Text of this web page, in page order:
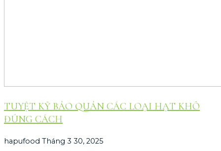
TUYỆT KỸ BẢO QUẢN CÁC LOẠI HẠT KHÔ
ĐÚNG CÁCH
hapufood Tháng 3 30, 2025